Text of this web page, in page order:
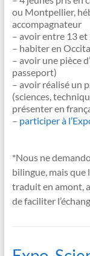
ou Montpellier,
accompagnateur
– avoir entre 13 et
– habiter en
– avoir une pièce
passeport)
– avoir réalisé un
(sciences,
présenter en
– participer à
*Nous ne
bilingue, mais
traduit en amont,
de faciliter